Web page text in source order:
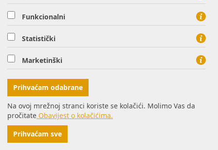
05.06.2025. Planirani radovi na plinskoj mreži - Virovitica
05.06.2025. Planirani radovi na plinskoj mreži - Virovitica
05.06.2025. Planirani radovi na plinskoj mreži - Virovitica
05.06.2025. Neplanirani radovi na plinskoj mreži -
05.06.2025. Neplanirani radovi na plinskoj mreži -
Ordanja
Funkcionalni
Statistički
Marketinški
Prihvaćam odabrane
Na ovoj mrežnoj stranci koriste se kolačići. Molimo Vas da
pročitate Obavijest o kolačićima.
Prihvaćam sve